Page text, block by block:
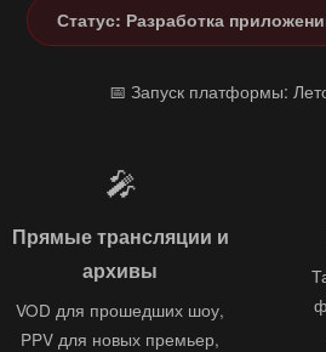
Статус: Разработка
📅 Запуск платформы:
🎤
Прямые трансляции и
архивы
VOD для прошедших шоу,
PPV для новых премьер,